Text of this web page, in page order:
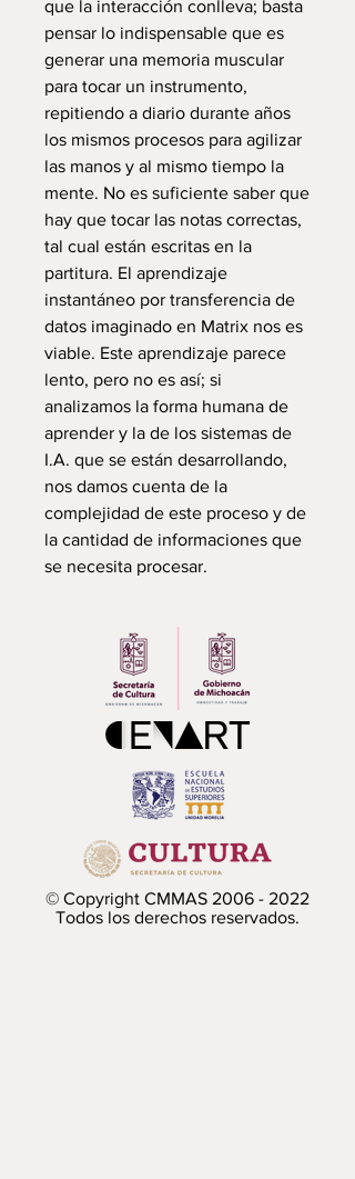
que la interacción conlleva; basta
pensar lo indispensable que es
generar una memoria muscular
para tocar un instrumento,
repitiendo a diario durante años
los mismos procesos para agilizar
las manos y al mismo tiempo la
mente. No es suficiente saber que
hay que tocar las notas correctas,
tal cual están escritas en la
partitura. El aprendizaje
instantáneo por transferencia de
datos imaginado en Matrix nos es
viable. Este aprendizaje parece
lento, pero no es así; si
analizamos la forma humana de
aprender y la de los sistemas de
I.A. que se están desarrollando,
nos damos cuenta de la
complejidad de este proceso y de
la cantidad de informaciones que
se necesita procesar.
© Copyright CMMAS 2006 - 2022
Todos los derechos reservados.